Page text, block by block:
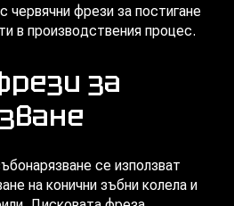
червячни фрези за постигане
в производствения процес.
за
се използват
на конични зъбни колела и